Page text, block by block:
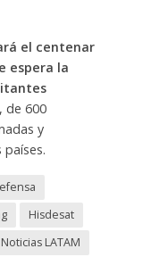
el centenar
espera la
de 600
y
Hisdesat
Noticias LATAM